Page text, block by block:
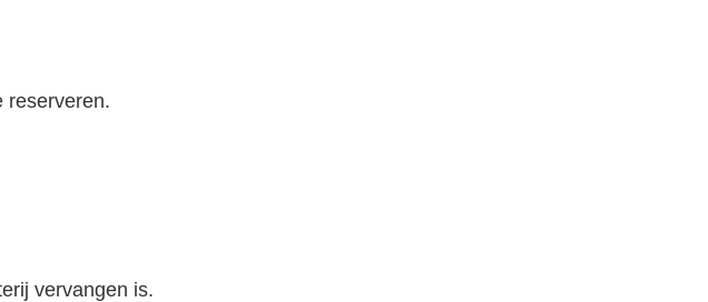
reserveren.
vervangen is.